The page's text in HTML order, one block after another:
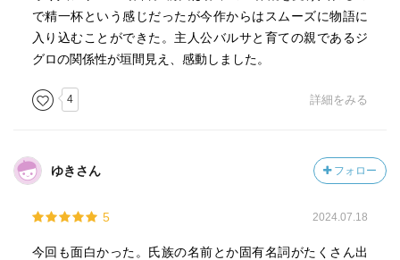
で精一杯という感じだったが今作からはスムーズに物語に
入り込むことができた。主人公バルサと育ての親であるジ
グロの関係性が垣間見え、感動しました。
4 詳細をみる
ゆきさん フォロー
5 2024.07.18
今回も面白かった。氏族の名前とか固有名詞がたくさん出